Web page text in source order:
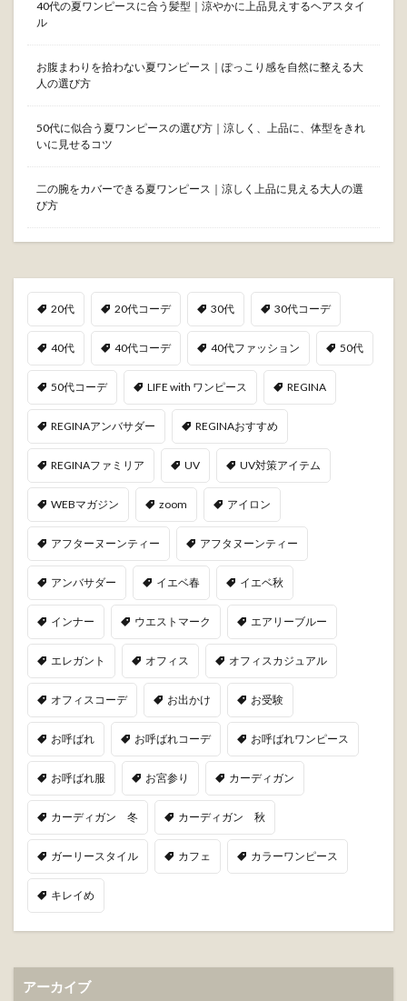
40代の夏ワンピースに合う髪型｜涼やかに上品見えするヘアスタイ
ル
お腹まわりを拾わない夏ワンピース｜ぽっこり感を自然に整える大
人の選び方
50代に似合う夏ワンピースの選び方｜涼しく、上品に、体型をきれ
いに見せるコツ
二の腕をカバーできる夏ワンピース｜涼しく上品に見える大人の選
び方
20代 20代コーデ 30代 30代コーデ
40代 40代コーデ 40代ファッション 50代
50代コーデ LIFE with ワンピース REGINA
REGINAアンバサダー REGINAおすすめ
REGINAファミリア UV UV対策アイテム
WEBマガジン zoom アイロン
アフターヌーンティー アフタヌーンティー
アンバサダー イエベ春 イエベ秋
インナー ウエストマーク エアリーブルー
エレガント オフィス オフィスカジュアル
オフィスコーデ お出かけ お受験
お呼ばれ お呼ばれコーデ お呼ばれワンピース
お呼ばれ服 お宮参り カーディガン
カーディガン 冬 カーディガン 秋
ガーリースタイル カフェ カラーワンピース
キレイめ
アーカイブ